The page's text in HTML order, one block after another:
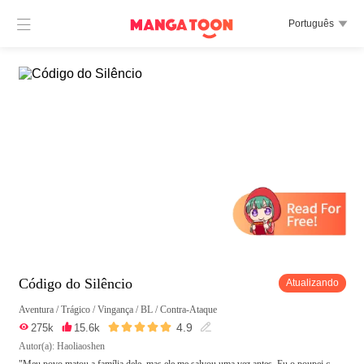
 Português 
Código do Silêncio Atualizando
Aventura /Trágico /Vingança /BL /Contra-Ataque
 275k  15.6k  4.9 
Autor(a): Haoliaoshen